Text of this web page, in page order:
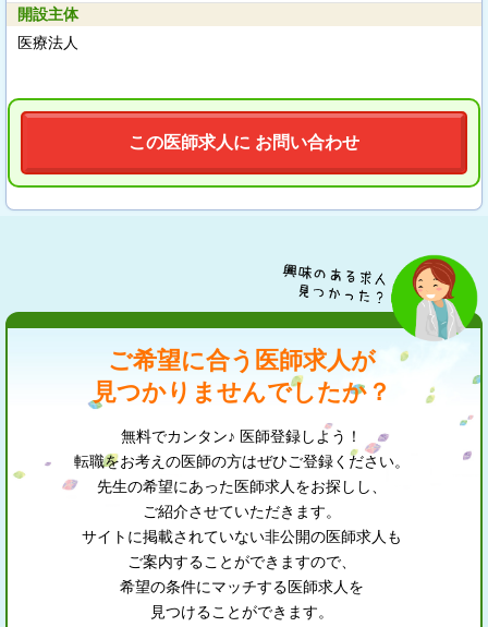
開設主体
医療法人
この医師求人に お問い合わせ
ご希望に合う医師求人が
見つかりませんでしたか？
無料でカンタン♪ 医師登録しよう！
転職をお考えの医師の方はぜひご登録ください。
先生の希望にあった医師求人をお探しし、
ご紹介させていただきます。
サイトに掲載されていない非公開の医師求人も
ご案内することができますので、
希望の条件にマッチする医師求人を
見つけることができます。